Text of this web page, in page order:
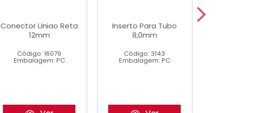
Conector Uniao Reta
12mm
Código: 16079
Embalagem: PC
Inserto Para Tubo
8,0mm
Código: 3143
Embalagem: PC